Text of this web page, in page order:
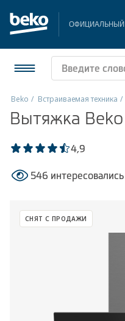
ОФИЦИАЛЬНЫЙ
Холодильники
Стиральные и
Посудомоечные
Встраиваемая
Beko Встраиваемая техника
Вытяжка
4,9
546 интересовались
СНЯТ С ПРОДАЖИ